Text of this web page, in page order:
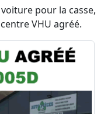
pour la casse,
VHU agréé.